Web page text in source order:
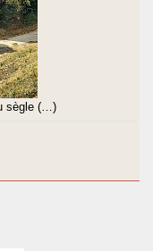
sègle (…)